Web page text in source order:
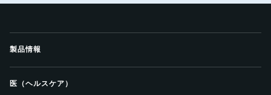
製品情報
医（ヘルスケア）